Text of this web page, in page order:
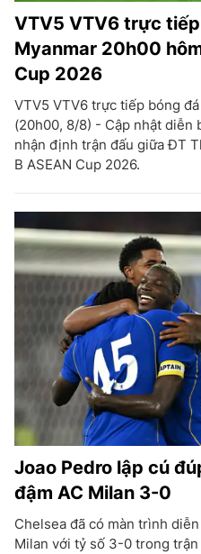
VTV5 VTV6 trực
Myanmar 20h00
Cup 2026
VTV5 VTV6 trực tiếp bóng
(20h00, 8/8) - Cập nhật diễn
nhận định trận đấu giữa ĐT
B ASEAN Cup 2026.
Joao Pedro lập cú
đậm AC Milan 3-0
Chelsea đã có màn trình
Milan với tỷ số 3-0 trong